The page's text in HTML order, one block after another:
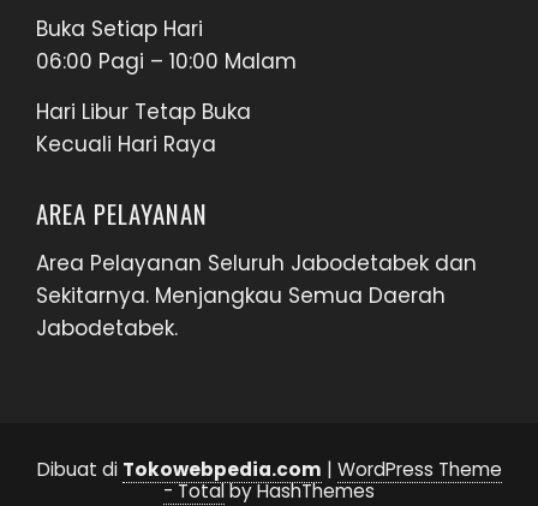
Buka Setiap Hari
06:00 Pagi – 10:00 Malam
Hari Libur Tetap Buka
Kecuali Hari Raya
AREA PELAYANAN
Area Pelayanan Seluruh Jabodetabek dan
Sekitarnya. Menjangkau Semua Daerah
Jabodetabek.
Dibuat di Tokowebpedia.com | WordPress Theme
- Totalby HashThemes